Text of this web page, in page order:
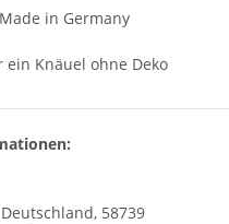
in Germany
ein Knäuel ohne Deko
58739